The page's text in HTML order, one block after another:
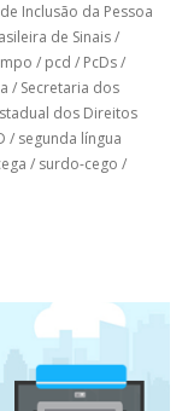
Inclusão da Pessoa
de Sinais/
/ pcd / PcDs/
/ Secretaria dos
dos Direitos
/ segunda língua
/ surdo-cego /